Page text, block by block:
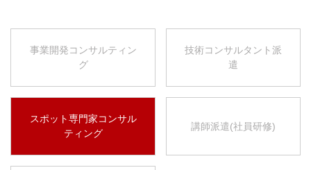
事業開発コンサルティン
グ
技術コンサルタント派
遣
スポット専門家コンサル
ティング
講師派遣(社員研修)